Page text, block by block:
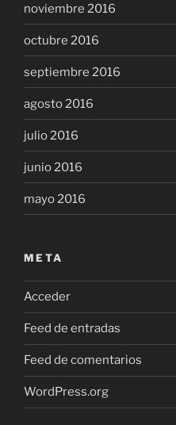
noviembre 2016
octubre 2016
septiembre 2016
agosto 2016
julio 2016
junio 2016
mayo 2016
META
Acceder
Feed de entradas
Feed de comentarios
WordPress.org